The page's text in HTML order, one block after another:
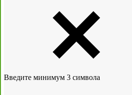
Введите минимум 3 символа